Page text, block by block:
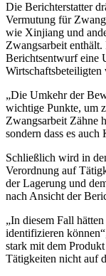
Die Berichterstatter
Vermutung für
wie Xinjiang und
Zwangsarbeit
Berichtsentwurf eine
Wirtschaftsbeteiligten
„Die Umkehr der
wichtige Punkte, um
Zwangsarbeit Zähne
sondern dass es auch
Schließlich wird in
Verordnung auf
der Lagerung und
nach Ansicht der
„In diesem Fall
identifizieren
stark mit dem
Tätigkeiten nicht auf